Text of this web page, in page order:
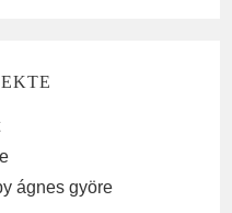
ágnes györe